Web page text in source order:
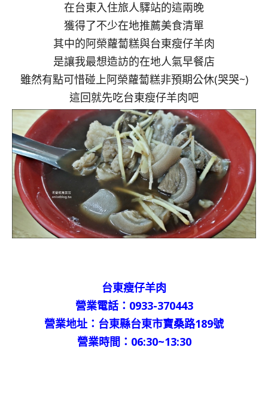
在台東入住旅人驛站的這兩晚
獲得了不少在地推薦美食清單
其中的阿榮蘿蔔糕與台東瘦仔羊肉
是讓我最想造訪的在地人氣早餐店
雖然有點可惜碰上阿榮蘿蔔糕非預期公休(哭哭~)
這回就先吃台東瘦仔羊肉吧
台東瘦仔羊肉
營業電話：0933-370443
營業地址：台東縣台東市寶桑路189號
營業時間：06:30~13:30